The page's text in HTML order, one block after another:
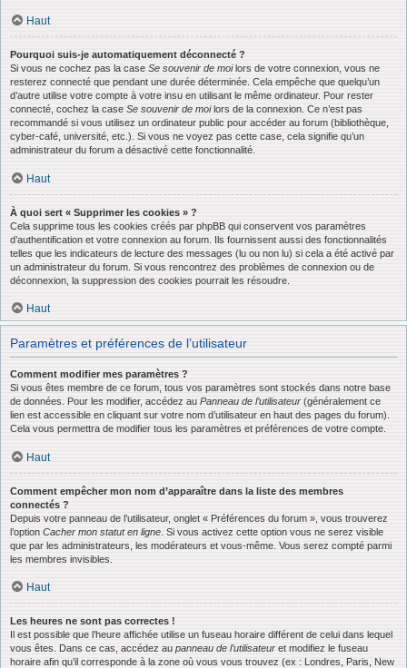
Haut
Pourquoi suis-je automatiquement déconnecté ?
Si vous ne cochez pas la case Se souvenir de moilors de votre connexion, vous ne
resterez connecté que pendant une durée déterminée. Cela empêche que quelqu’un
d’autre utilise votre compte à votre insu en utilisant le même ordinateur. Pour rester
connecté, cochez la case Se souvenir de moilors de la connexion. Ce n’est pas
recommandé si vous utilisez un ordinateur public pour accéder au forum (bibliothèque,
cyber-café, université, etc.). Si vous ne voyez pas cette case, cela signifie qu’un
administrateur du forum a désactivé cette fonctionnalité.
Haut
À quoi sert « Supprimer les cookies » ?
Cela supprime tous les cookies créés par phpBB qui conservent vos paramètres
d’authentification et votre connexion au forum. Ils fournissent aussi des fonctionnalités
telles que les indicateurs de lecture des messages (lu ou non lu) si cela a été activé par
un administrateur du forum. Si vous rencontrez des problèmes de connexion ou de
déconnexion, la suppression des cookies pourrait les résoudre.
Haut
Paramètres et préférences de l’utilisateur
Comment modifier mes paramètres ?
Si vous êtes membre de ce forum, tous vos paramètres sont stockés dans notre base
de données. Pour les modifier, accédez au Panneau de l’utilisateur (généralement ce
lien est accessible en cliquant sur votre nom d’utilisateur en haut des pages du forum).
Cela vous permettra de modifier tous les paramètres et préférences de votre compte.
Haut
Comment empêcher mon nom d’apparaître dans la liste des membres
connectés ?
Depuis votre panneau de l’utilisateur, onglet « Préférences du forum », vous trouverez
l’option Cacher mon statut en ligne . Si vous activez cette option vous ne serez visible
que par les administrateurs, les modérateurs et vous-même. Vous serez compté parmi
les membres invisibles.
Haut
Les heures ne sont pas correctes !
Il est possible que l’heure affichée utilise un fuseau horaire différent de celui dans lequel
vous êtes. Dans ce cas, accédez au panneau de l’utilisateur et modifiez le fuseau
horaire afin qu’il corresponde à la zone où vous vous trouvez (ex : Londres, Paris, New